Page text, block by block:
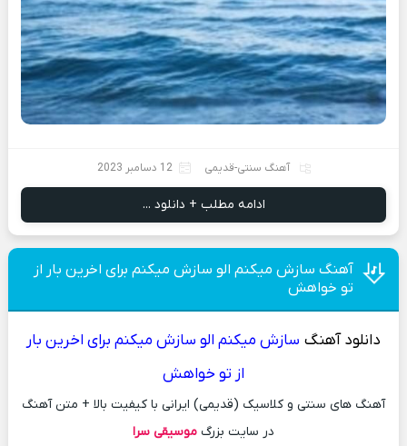
آهنگ سنتی-قدیمی 12 دسامبر 2023
ادامه مطلب + دانلود ...
آهنگ سازش میکنم الو سازش میکنم برای اخرین بار از
تو خواهش
دانلود آهنگ سازش میکنم الو سازش میکنم برای اخرین بار
از تو خواهش
آهنگ های سنتی و کلاسیک (قدیمی) ایرانی با کیفیت بالا + متن آهنگ
در سایت بزرگ موسیقی سرا